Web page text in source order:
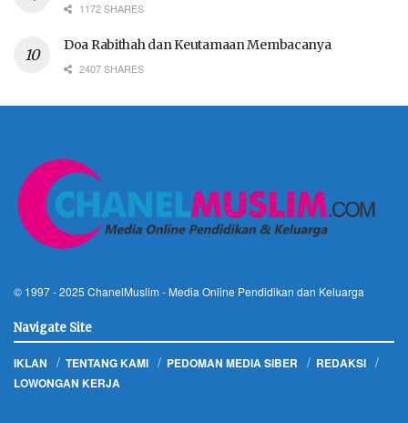
1172 SHARES
Doa Rabithah dan Keutamaan Membacanya
2407 SHARES
© 1997 - 2025 ChanelMuslim - Media Online Pendidikan dan Keluarga
Navigate Site
IKLAN TENTANG KAMI PEDOMAN MEDIA SIBER
REDAKSI
LOWONGAN KERJA